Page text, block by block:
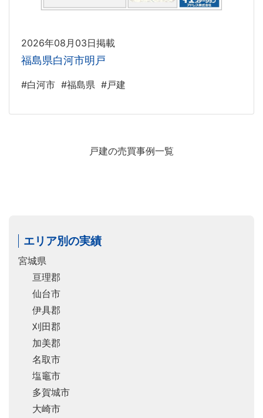
2026年08月03日掲載
福島県白河市明戸
#白河市 #福島県 #戸建
戸建の売買事例一覧
エリア別の実績
宮城県
亘理郡
仙台市
伊具郡
刈田郡
加美郡
名取市
塩竈市
多賀城市
大崎市